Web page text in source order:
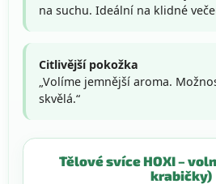
na suchu. Ideální na klidné
Citlivější pokožka
„Volíme jemnější aroma.
skvělá.“
Tělové svíce HOXI –
krabičky)